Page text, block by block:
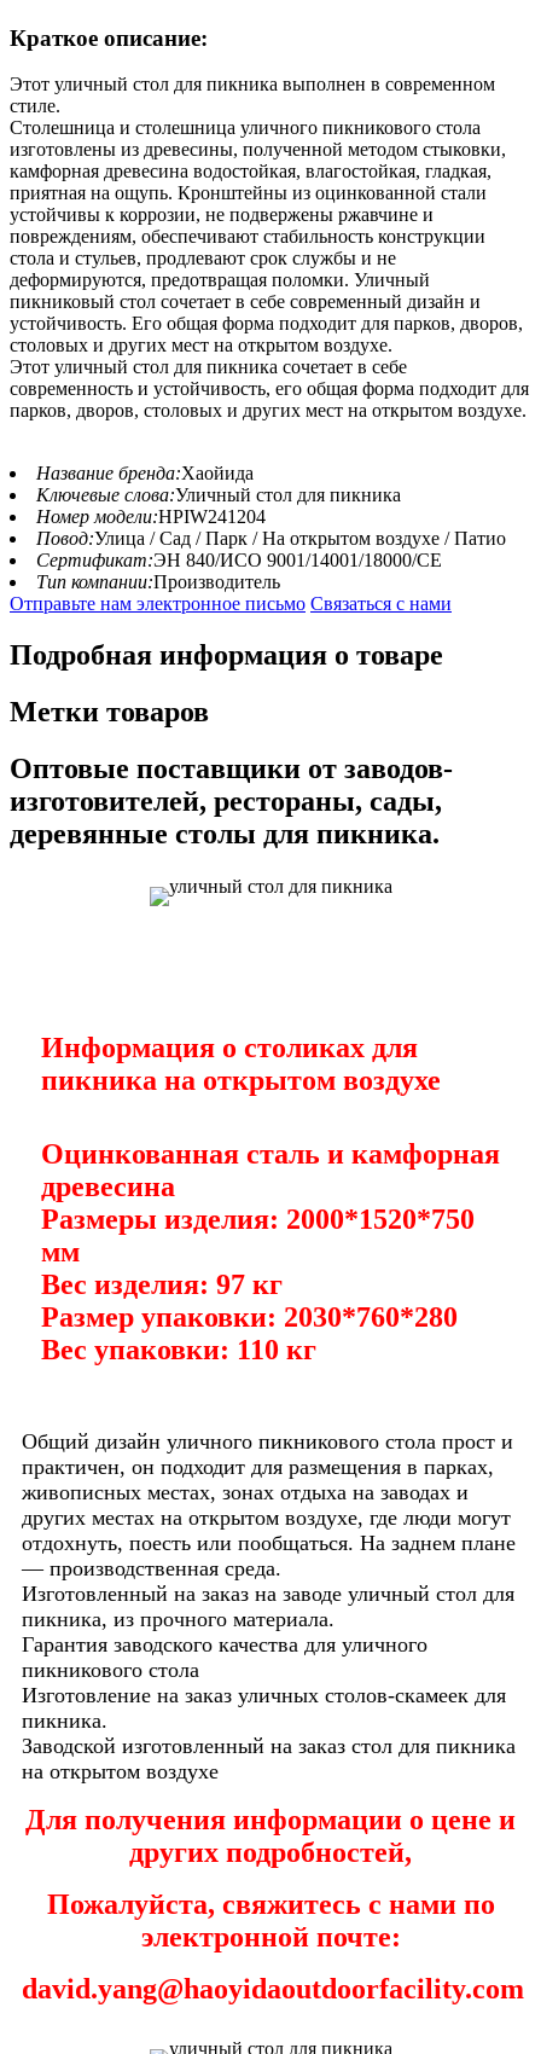
Краткое описание:
Этот уличный стол для пикника выполнен в современном
стиле.
Столешница и столешница уличного пикникового стола
изготовлены из древесины, полученной методом стыковки,
камфорная древесина водостойкая, влагостойкая, гладкая,
приятная на ощупь. Кронштейны из оцинкованной стали
устойчивы к коррозии, не подвержены ржавчине и
повреждениям, обеспечивают стабильность конструкции
стола и стульев, продлевают срок службы и не
деформируются, предотвращая поломки. Уличный
пикниковый стол сочетает в себе современный дизайн и
устойчивость. Его общая форма подходит для парков, дворов,
столовых и других мест на открытом воздухе.
Этот уличный стол для пикника сочетает в себе
современность и устойчивость, его общая форма подходит для
парков, дворов, столовых и других мест на открытом воздухе.
Название бренда:Хаойида
Ключевые слова:Уличный стол для пикника
Номер модели:HPIW241204
Повод:Улица / Сад / Парк / На открытом воздухе / Патио
Сертификат:ЭН 840/ИСО 9001/14001/18000/СЕ
Тип компании:Производитель
Отправьте нам электронное письмо Связаться с нами
Подробная информация о товаре
Метки товаров
Оптовые поставщики от заводов-
изготовителей, рестораны, сады,
деревянные столы для пикника.
Информация о столиках для
пикника на открытом воздухе
Оцинкованная сталь и камфорная
древесина
Размеры изделия: 2000*1520*750
мм
Вес изделия: 97 кг
Размер упаковки: 2030*760*280
Вес упаковки: 110 кг
Общий дизайн уличного пикникового стола прост и
практичен, он подходит для размещения в парках,
живописных местах, зонах отдыха на заводах и
других местах на открытом воздухе, где люди могут
отдохнуть, поесть или пообщаться. На заднем плане
— производственная среда.
Изготовленный на заказ на заводе уличный стол для
пикника, из прочного материала.
Гарантия заводского качества для уличного
пикникового стола
Изготовление на заказ уличных столов-скамеек для
пикника.
Заводской изготовленный на заказ стол для пикника
на открытом воздухе
Для получения информации о цене и
других подробностей,
Пожалуйста, свяжитесь с нами по
электронной почте:
david.yang@haoyidaoutdoorfacility.com